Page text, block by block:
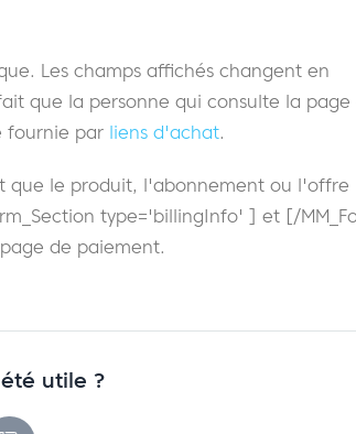
Les champs affichés changent en
que la personne qui consulte la page
fournie par liens d'achat.
que le produit, l'abonnement ou l'offre
type='billingInfo' ] et [/
de paiement.
utile ?